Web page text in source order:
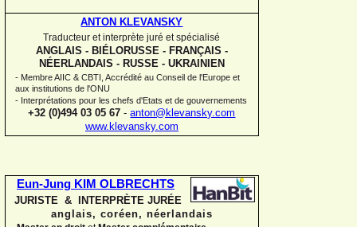
ANTON KLEVANSKY
Traducteur et interprète juré et spécialisé
ANGLAIS - BIÉLORUSSE - FRANÇAIS -
NÉERLANDAIS - RUSSE - UKRAINIEN
- Membre AIIC & CBTI, Accrédité au Conseil de l'Europe et
aux institutions de l'ONU
- Interprétations pour les chefs d'Etats et de gouvernements
+32 (0)494 03 05 67 - anton@klevansky.com
www.klevansky.com
Eun-Jung KIM OLBRECHTS
JURISTE & INTERPRÈTE JURÉE
anglais, coréen, néerlandais